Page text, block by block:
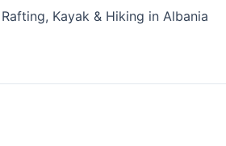
Rafting, Kayak & Hiking in Albania